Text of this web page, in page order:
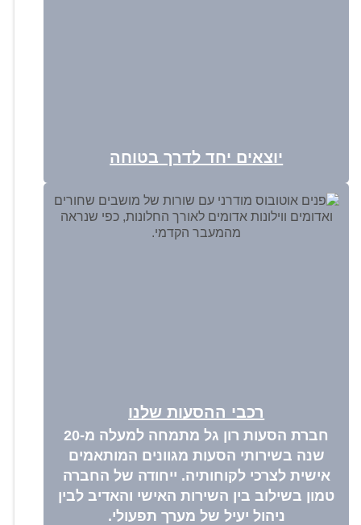
יוצאים יחד לדרך בטוחה
רכבי ההסעות שלנו
חברת הסעות רון גל מתמחה למעלה מ-20
שנה בשירותי הסעות מגוונים המותאמים
אישית לצרכי לקוחותיה. ייחודה של החברה
טמון בשילוב בין השירות האישי והאדיב לבין
ניהול יעיל של מערך תפעולי.